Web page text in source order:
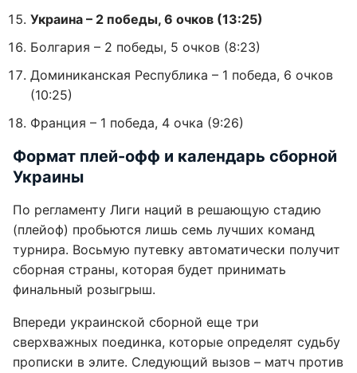
Украина – 2 победы, 6 очков (13:25)
Болгария – 2 победы, 5 очков (8:23)
Доминиканская Республика – 1 победа, 6 очков
(10:25)
Франция – 1 победа, 4 очка (9:26)
Формат плей-офф и календарь сборной
Украины
По регламенту Лиги наций в решающую стадию
(плейоф) пробьются лишь семь лучших команд
турнира. Восьмую путевку автоматически получит
сборная страны, которая будет принимать
финальный розыгрыш.
Впереди украинской сборной еще три
сверхважных поединка, которые определят судьбу
прописки в элите. Следующий вызов – матч против